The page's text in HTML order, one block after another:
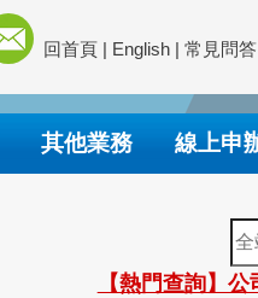
回首頁 | English | 常見問答
其他業務 線上申
全
站
檢
【熱門查詢】